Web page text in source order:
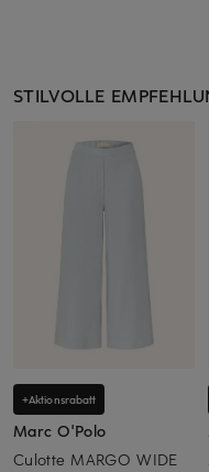
STILVOLLE
+Aktionsrabatt
Marc O'Polo
Culotte MARGO WIDE